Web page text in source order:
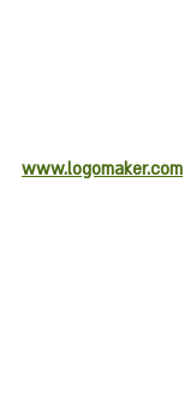
www.logomaker.com